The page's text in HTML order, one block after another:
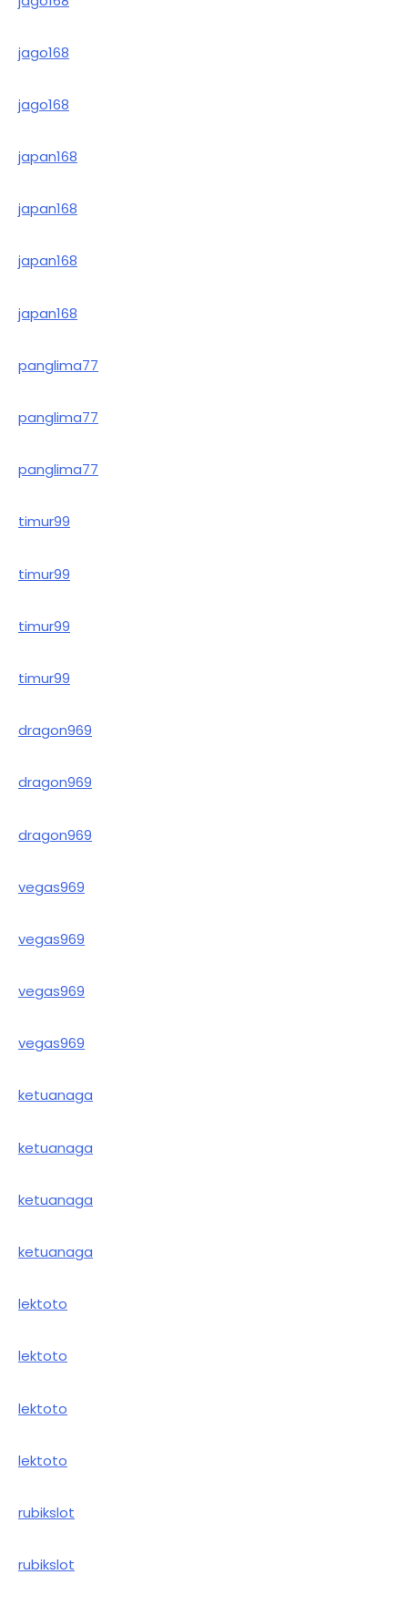
jago168
jago168
japan168
japan168
japan168
japan168
panglima77
panglima77
panglima77
timur99
timur99
timur99
timur99
dragon969
dragon969
dragon969
vegas969
vegas969
vegas969
vegas969
ketuanaga
ketuanaga
ketuanaga
ketuanaga
lektoto
lektoto
lektoto
lektoto
rubikslot
rubikslot